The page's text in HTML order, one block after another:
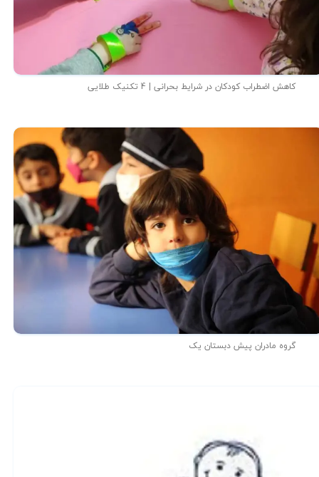
کاهش اضطراب کودکان در شرایط بحرانی | 4 تکنیک طلایی
گروه مادران پیش دبستان یک